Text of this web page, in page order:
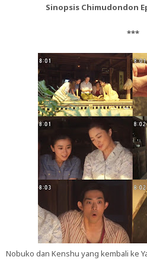
Sinopsis Chimudondon
***
Nobuko dan Kenshu yang kembali ke